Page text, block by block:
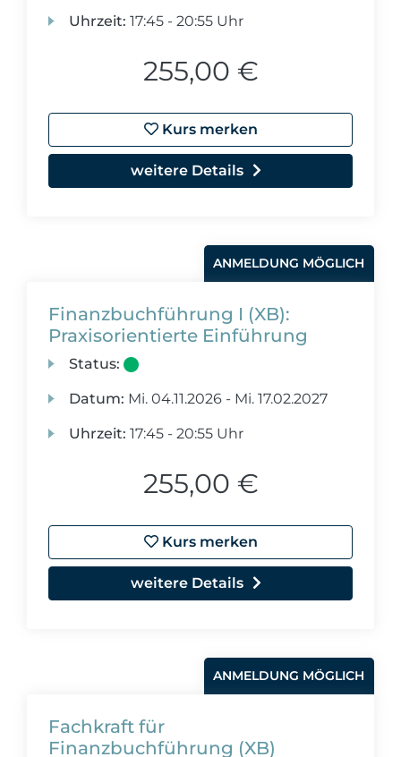
Uhrzeit: 17:45 - 20:55 Uhr
255,00 €
Kurs merken
weitere Details
ANMELDUNG MÖGLICH
Finanzbuchführung I (XB):
Praxisorientierte Einführung
Status:
Datum: Mi. 04.11.2026 - Mi. 17.02.2027
Uhrzeit: 17:45 - 20:55 Uhr
255,00 €
Kurs merken
weitere Details
ANMELDUNG MÖGLICH
Fachkraft für
Finanzbuchführung (XB)